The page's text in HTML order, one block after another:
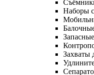
Наборы
Захваты